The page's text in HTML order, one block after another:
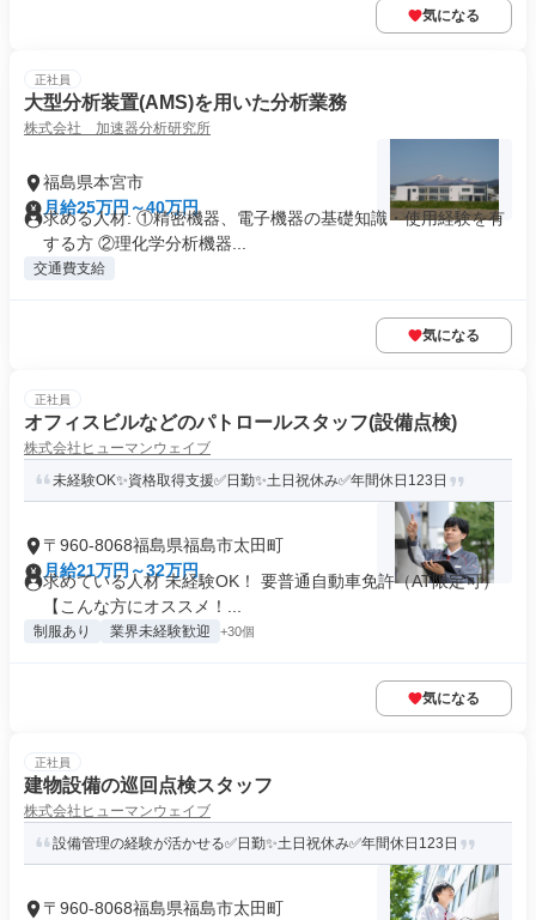
気になる
正社員
大型分析装置(AMS)を用いた分析業務
株式会社 加速器分析研究所
福島県本宮市
月給25万円～40万円
求める人材: ①精密機器、電子機器の基礎知識・使用経験を有
する方 ②理化学分析機器...
交通費支給
気になる
正社員
オフィスビルなどのパトロールスタッフ(設備点検)
株式会社ヒューマンウェイブ
未経験OK✨資格取得支援✅日勤✨土日祝休み✅年間休日123日
〒960-8068福島県福島市太田町
月給21万円～32万円
求めている人材 未経験OK！ 要普通自動車免許（AT限定可）
【こんな方にオススメ！...
制服あり 業界未経験歓迎 +30個
気になる
正社員
建物設備の巡回点検スタッフ
株式会社ヒューマンウェイブ
設備管理の経験が活かせる✅日勤✨土日祝休み✅年間休日123日
〒960-8068福島県福島市太田町